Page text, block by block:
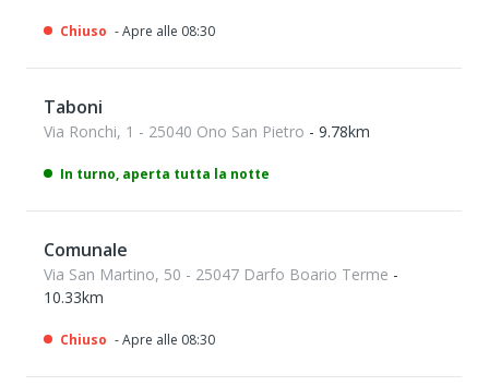
Chiuso - Apre alle 08:30
Taboni
Via Ronchi, 1 - 25040 Ono San Pietro - 9.78km
In turno, aperta tutta la notte
Comunale
Via San Martino, 50 - 25047 Darfo Boario Terme -
10.33km
Chiuso - Apre alle 08:30